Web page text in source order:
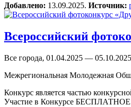
Добавлено: 13.09.2025. Источник:
Всероссийский
Все города, 01.04.2025 — 05.10.2025
Межрегиональная Молодежная
Конкурс является частью
Участие в Конкурсе